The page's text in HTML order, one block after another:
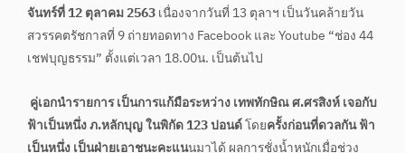
จันทร์ที่ 12 ตุลาคม 2563เนื่องจากวันที่ 13 ตุลาฯ เป็นวันคล้ายวัน
สวรรคตรัชกาลที่ 9 ถ่ายทอดทาง Facebook และ Youtube “ช่อง 44
เชฟบุญธรรม” ตั้งแต่เวลา 18.00น. เป็นต้นไป
คู่เอกนำรายการ เป็นการแก้มือระหว่าง เทพทักษิณ ศ.ศรสิงห์ เจอกับ
ฟ้าเป็นหนึ่ง ภ.หลักบุญ ในพิกัด 123 ปอนด์โดยครั้งก่อนที่ดวลกัน ฟ้า
เป็นหนึ่ง เป็นฝ่ายเอาชนะคะแนนมาได้ ผลการชั่งน้ำหนักเมื่อช่วง